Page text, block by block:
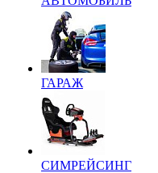
ГАРАЖ
СИМРЕЙСИНГ